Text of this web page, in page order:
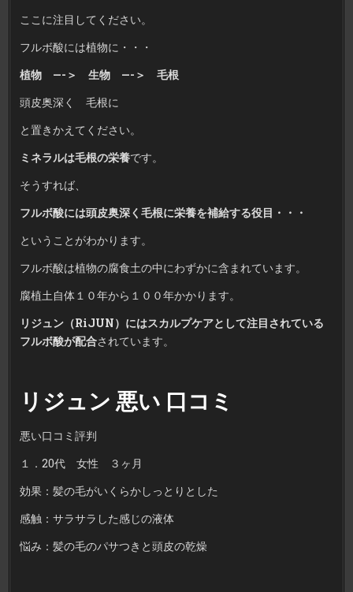
ここに注目してください。
フルボ酸には植物に・・・
植物 —-＞ 生物 —-＞ 毛根
頭皮奥深く 毛根に
と置きかえてください。
ミネラルは毛根の栄養です。
そうすれば、
フルボ酸には頭皮奥深く毛根に栄養を補給する役目・・・
ということがわかります。
フルボ酸は植物の腐食土の中にわずかに含まれています。
腐植土自体１０年から１００年かかります。
リジュン（RiJUN）にはスカルプケアとして注目されている
フルボ酸が配合されています。
リジュン 悪い 口コミ
悪い口コミ評判
１．20代 女性 ３ヶ月
効果：髪の毛がいくらかしっとりとした
感触：サラサラした感じの液体
悩み：髪の毛のパサつきと頭皮の乾燥